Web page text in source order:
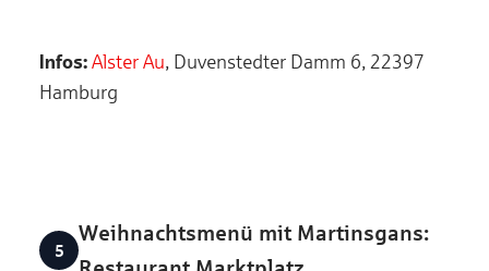
Infos:Alster Au, Duvenstedter Damm 6, 22397
Hamburg
Weihnachtsmenü mit Martinsgans: